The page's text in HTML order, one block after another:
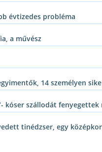
évtizedes probléma
a művész
14 személyen
kóser szállodát fenyegettek
tinédzser, egy